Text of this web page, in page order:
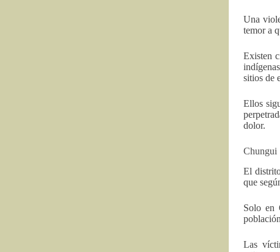
Una
temor a
Existen
sitios de
Ellos
dolor.
Chungui
El
que
Solo en
Las